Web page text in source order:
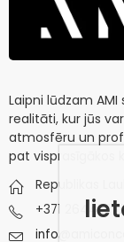
Laipni lūdzam
realitāti, kur jūs
atmosfēru un
pat visprasīgākos
Republikas
+371